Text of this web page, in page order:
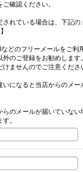
確認ください。
れている場合は、下記
どのフリーメールをご利
外のご登録をお勧めしま
ませんのでご注意くださ
になると当店からのメ
のメールが届いていな
。